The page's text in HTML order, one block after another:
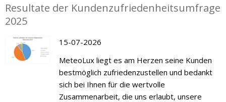
Resultate der Kundenzufriedenheitsumfrage
2025
15-07-2026
MeteoLux liegt es am Herzen seine Kunden
bestmöglich zufriedenzustellen und bedankt
sich bei Ihnen für die wertvolle
Zusammenarbeit, die uns erlaubt, unsere